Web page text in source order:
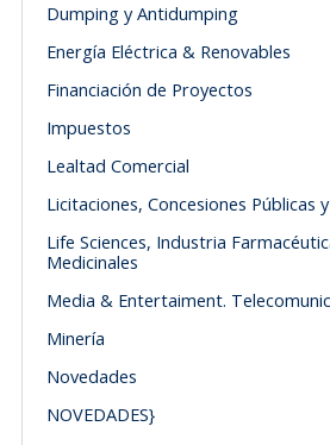
Dumping y Antidumping
Energía Eléctrica & Renovables
Financiación de Proyectos
Impuestos
Lealtad Comercial
Licitaciones, Concesiones Públicas
Life Sciences, Industria
Medicinales
Media & Entertaiment.
Minería
Novedades
NOVEDADES}